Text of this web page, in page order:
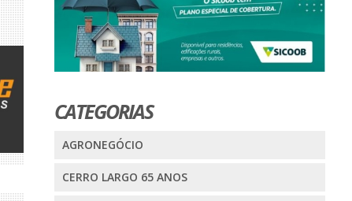
CATEGORIAS
AGRONEGÓCIO
CERRO LARGO 65 ANOS